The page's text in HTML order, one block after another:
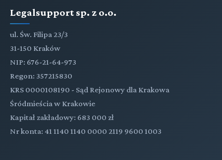
Legalsupport sp. z o.o.
ul. Św. Filipa 23/3
31-150 Kraków
NIP: 676-21-64-973
Regon: 357215830
KRS 0000108190 - Sąd Rejonowy dla Krakowa
Śródmieścia w Krakowie
Kapitał zakładowy: 683 000 zł
Nr konta: 41 1140 1140 0000 2119 9600 1003